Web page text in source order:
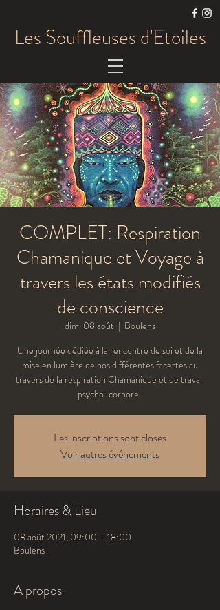
Les Souffleuses d'Etoiles
COMPLET: Respiration
Chamanique et Voyage à
travers les états modifiés
de conscience
dim. 08 août
  |
Boulens
Une journée dédiée à la rencontre de soi et de la
mise en lumière de nos différentes facettes au
travers de la respiration Chamanique et de travail
psycho-corporel.
Les inscriptions sont closes
Voir autres événements
Horaires & Lieu
08 août 2021, 09:00 – 18:00
Boulens
A propos